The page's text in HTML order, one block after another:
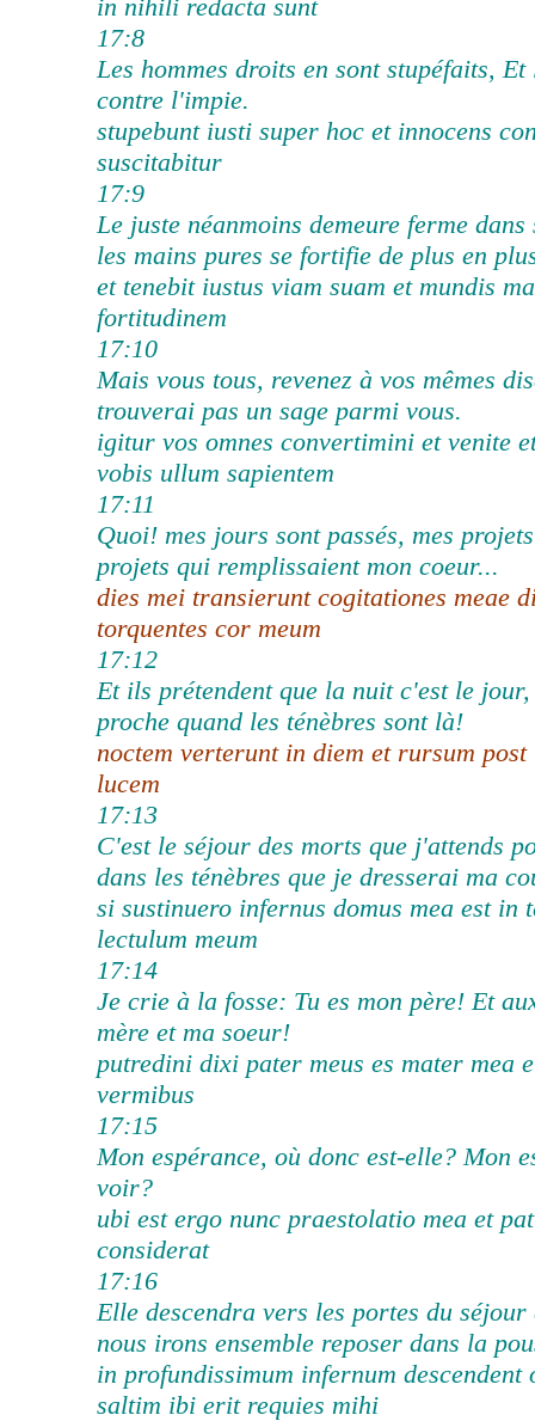
in nihili redacta sunt
17:8
Les hommes droits en sont stupéfaits,
contre l'impie.
stupebunt iusti super hoc et innocens
suscitabitur
17:9
Le juste néanmoins demeure ferme
les mains pures se fortifie de plus en
et tenebit iustus viam suam et mundis
fortitudinem
17:10
Mais vous tous, revenez à vos mêmes
trouverai pas un sage parmi vous.
igitur vos omnes convertimini et venite
vobis ullum sapientem
17:11
Quoi! mes jours sont passés, mes
projets qui remplissaient mon coeur...
dies mei transierunt cogitationes meae
torquentes cor meum
17:12
Et ils prétendent que la nuit c'est le
proche quand les ténèbres sont là!
noctem verterunt in diem et rursum post
lucem
17:13
C'est le séjour des morts que j'attends
dans les ténèbres que je dresserai ma
si sustinuero infernus domus mea est in
lectulum meum
17:14
Je crie à la fosse: Tu es mon père! Et
mère et ma soeur!
putredini dixi pater meus es mater mea
vermibus
17:15
Mon espérance, où donc est-elle? Mon
voir?
ubi est ergo nunc praestolatio mea et
considerat
17:16
Elle descendra vers les portes du
nous irons ensemble reposer dans la
in profundissimum infernum descendent
saltim ibi erit requies mihi